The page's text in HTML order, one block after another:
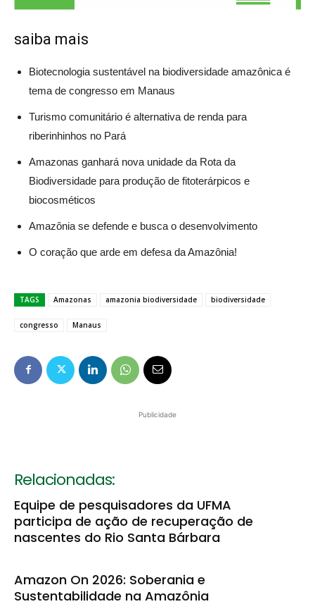
saiba mais
Biotecnologia sustentável na biodiversidade amazônica é
tema de congresso em Manaus
Turismo comunitário é alternativa de renda para
riberinhinhos no Pará
Amazonas ganhará nova unidade da Rota da
Biodiversidade para produção de fitoterárpicos e
biocosméticos
Amazônia se defende e busca o desenvolvimento
O coração que arde em defesa da Amazônia!
TAGS Amazonas amazonia biodiversidade biodiversidade
congresso Manaus
Publicidade
Relacionadas:
Equipe de pesquisadores da UFMA
participa de ação de recuperação de
nascentes do Rio Santa Bárbara
Amazon On 2026: Soberania e
Sustentabilidade na Amazônia